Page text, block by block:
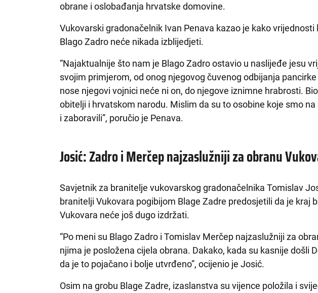
obrane i oslobađanja hrvatske domovine.
Vukovarski gradonačelnik Ivan Penava kazao je kako vrijednosti
Blago Zadro neće nikada izblijedjeti.
“Najaktualnije što nam je Blago Zadro ostavio u naslijeđe jesu
svojim primjerom, od onog njegovog čuvenog odbijanja
nose njegovi vojnici neće ni on, do njegove iznimne hrabrosti.
obitelji i hrvatskom narodu. Mislim da su to osobine koje smo
i zaboravili”, poručio je Penava.
Josić: Zadro i Merčep najzaslužniji za obranu
Savjetnik za branitelje vukovarskog gradonačelnika Tomislav
branitelji Vukovara pogibijom Blage Zadre predosjetili da je kraj
Vukovara neće još dugo izdržati.
“Po meni su Blago Zadro i Tomislav Merčep najzaslužniji za
njima je posložena cijela obrana. Dakako, kada su kasnije došli
da je to pojačano i bolje utvrđeno”, ocijenio je Josić.
Osim na grobu Blage Zadre, izaslanstva su vijence položila i